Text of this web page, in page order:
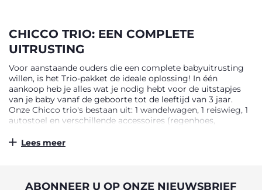
CHICCO TRIO: EEN COMPLETE
UITRUSTING
Voor aanstaande ouders die een complete babyuitrusting
willen, is het Trio-pakket de ideale oplossing! In één
aankoop heb je alles wat je nodig hebt voor de uitstapjes
van je baby vanaf de geboorte tot de leeftijd van 3 jaar.
Onze Chicco trio's bestaan uit: 1 wandelwagen, 1 reiswieg, 1
autostoel en verschillende accessoires (regenhoes,
als van het buitenleven houden, is er de Trio Activ3! De Trio
Lees meer
ABONNEER U OP ONZE NIEUWSBRIEF